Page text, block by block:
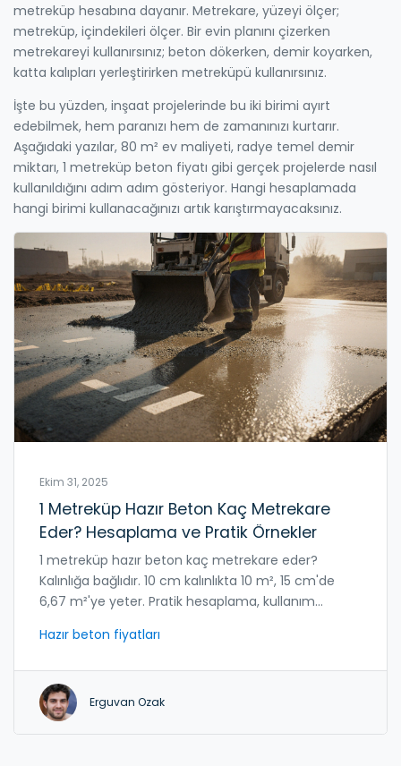
metreküp hesabına dayanır. Metrekare, yüzeyi ölçer;
metreküp, içindekileri ölçer. Bir evin planını çizerken
metrekareyi kullanırsınız; beton dökerken, demir koyarken,
katta kalıpları yerleştirirken metreküpü kullanırsınız.
İşte bu yüzden, inşaat projelerinde bu iki birimi ayırt
edebilmek, hem paranızı hem de zamanınızı kurtarır.
Aşağıdaki yazılar, 80 m² ev maliyeti, radye temel demir
miktarı, 1 metreküp beton fiyatı gibi gerçek projelerde nasıl
kullanıldığını adım adım gösteriyor. Hangi hesaplamada
hangi birimi kullanacağınızı artık karıştırmayacaksınız.
Ekim 31, 2025
1 Metreküp Hazır Beton Kaç Metrekare
Eder? Hesaplama ve Pratik Örnekler
1 metreküp hazır beton kaç metrekare eder?
Kalınlığa bağlıdır. 10 cm kalınlıkta 10 m², 15 cm'de
6,67 m²'ye yeter. Pratik hesaplama, kullanım
Hazır beton fiyatları
Erguvan Ozak